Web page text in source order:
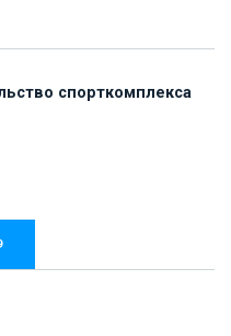
спорткомплекса